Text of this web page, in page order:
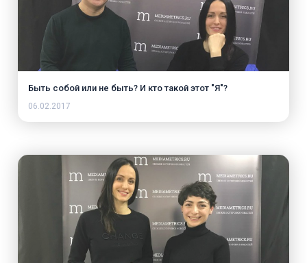
Быть собой или не быть? И кто такой этот "Я"?
06.02.2017